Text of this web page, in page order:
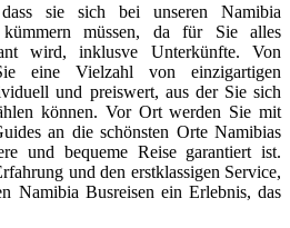
sie sich bei unseren Namibia
müssen, da für Sie alles
wird, inklusve Unterkünfte. Von
eine Vielzahl von einzigartigen
und preiswert, aus der Sie sich
können. Vor Ort werden Sie mit
an die schönsten Orte Namibias
und bequeme Reise garantiert ist.
und den erstklassigen Service,
Namibia Busreisen ein Erlebnis, das